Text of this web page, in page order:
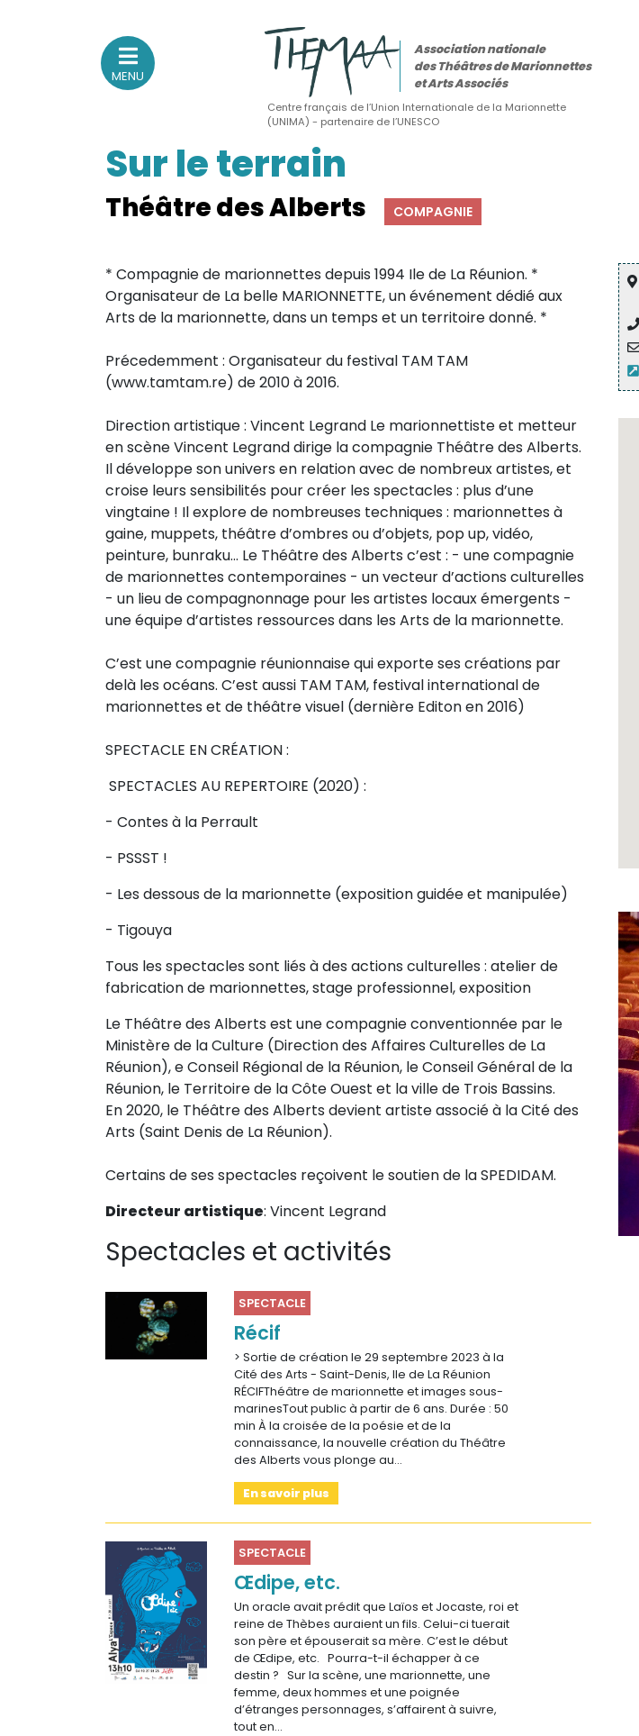
Association nationale
des Théâtres de Marionnettes
(Actualités, annonces, vie professionnelle)
Sur le vif
Sur le fond
(Fonctionnement, gouvernance, groupes de travail, partenaires)
Sur le terrain
(Portraits, actions, collaborations)
Sur l’étagère
(Documents, études, publications)
MENU
Association nationale
des Théâtres de Marionnettes
et Arts Associés
Centre français de l’Union Internationale de la Marionnette
(UNIMA) - partenaire de l’UNESCO
Sur le terrain
Théâtre des Alberts COMPAGNIE
* Compagnie de marionnettes depuis 1994 Ile de La Réunion. *
Organisateur de La belle MARIONNETTE, un événement dédié aux
Arts de la marionnette, dans un temps et un territoire donné. *
Précedemment : Organisateur du festival TAM TAM
(www.tamtam.re) de 2010 à 2016.
Direction artistique : Vincent Legrand Le marionnettiste et metteur
en scène Vincent Legrand dirige la compagnie Théâtre des Alberts.
Il développe son univers en relation avec de nombreux artistes, et
croise leurs sensibilités pour créer les spectacles : plus d’une
vingtaine ! Il explore de nombreuses techniques : marionnettes à
gaine, muppets, théâtre d’ombres ou d’objets, pop up, vidéo,
peinture, bunraku… Le Théâtre des Alberts c’est : - une compagnie
de marionnettes contemporaines - un vecteur d’actions culturelles
- un lieu de compagnonnage pour les artistes locaux émergents -
une équipe d’artistes ressources dans les Arts de la marionnette.
C’est une compagnie réunionnaise qui exporte ses créations par
delà les océans. C’est aussi TAM TAM, festival international de
marionnettes et de théâtre visuel (dernière Editon en 2016)
SPECTACLE EN CRÉATION :
SPECTACLES AU REPERTOIRE (2020) :
- Contes à la Perrault
- PSSST !
- Les dessous de la marionnette (exposition guidée et manipulée)
- Tigouya
Tous les spectacles sont liés à des actions culturelles : atelier de
fabrication de marionnettes, stage professionnel, exposition
Le Théâtre des Alberts est une compagnie conventionnée par le
Ministère de la Culture (Direction des Affaires Culturelles de La
Réunion), e Conseil Régional de la Réunion, le Conseil Général de la
Réunion, le Territoire de la Côte Ouest et la ville de Trois Bassins.
En 2020, le Théâtre des Alberts devient artiste associé à la Cité des
Arts (Saint Denis de La Réunion).
Certains de ses spectacles reçoivent le soutien de la SPEDIDAM.
Directeur artistique: Vincent Legrand
Spectacles et activités
SPECTACLE
Récif
> Sortie de création le 29 septembre 2023 à la
Cité des Arts - Saint-Denis, Ile de La Réunion
RÉCIFThéâtre de marionnette et images sous-
marinesTout public à partir de 6 ans. Durée : 50
min À la croisée de la poésie et de la
connaissance, la nouvelle création du Théâtre
des Alberts vous plonge au…
En savoir plus
SPECTACLE
Œdipe, etc.
Un oracle avait prédit que Laïos et Jocaste, roi et
reine de Thèbes auraient un fils. Celui-ci tuerait
son père et épouserait sa mère. C’est le début
de Œdipe, etc. Pourra-t-il échapper à ce
destin ? Sur la scène, une marionnette, une
femme, deux hommes et une poignée
d’étranges personnages, s’affairent à suivre,
tout en…